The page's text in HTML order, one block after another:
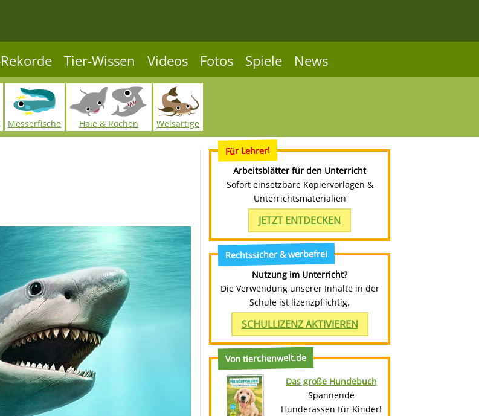
Tier-Wissen Videos Fotos Spiele News
Messerfische Haie & Rochen Welsartige
Für Lehrer!
Arbeitsblätter für den Unterricht
Sofort einsetzbare Kopiervorlagen &
Unterrichtsmaterialien
JETZT ENTDECKEN
Rechtssicher & werbefrei
Nutzung im Unterricht?
Die Verwendung unserer Inhalte in der
Schule ist lizenzpflichtig.
SCHULLIZENZ AKTIVIEREN
Von tierchenwelt.de
Das große Hundebuch
Spannende
Hunderassen für Kinder!